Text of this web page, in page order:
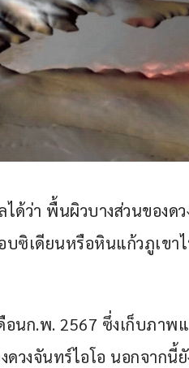
ว่า พื้นผิวบางส่วนของดว
ซิเดียนหรือหินแก้วภูเขา
อนก.พ. 2567 ซึ่งเก็บภา
ดวงจันทร์ไอโอ นอกจากนี้